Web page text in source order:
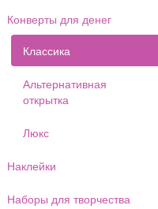
Конверты для денег
Классика
Альтернативная
открытка
Люкс
Наклейки
Наборы для творчества